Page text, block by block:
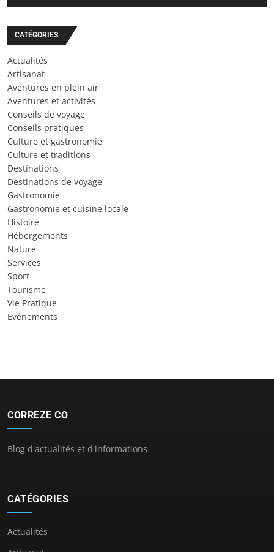
CATÉGORIES
Actualités
Artisanat
Aventures en plein air
Aventures et activités
Conseils de voyage
Conseils pratiques
Culture et gastronomie
Culture et traditions
Destinations
Destinations de voyage
Gastronomie
Gastronomie et cuisine locale
Histoire
Hébergements
Nature
Services
Sport
Tourisme
Vie Pratique
Événements
CORREZE CO
Blog d'actualités et d'informations
CATÉGORIES
Actualités